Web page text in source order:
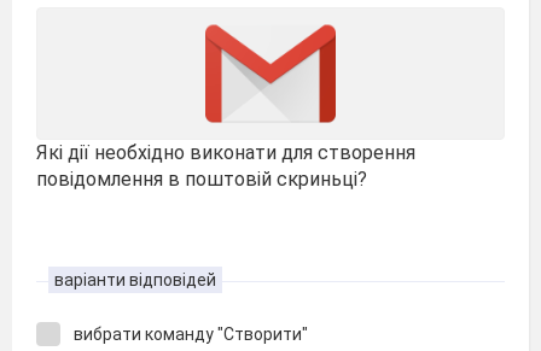
Які дії необхідно виконати для створення
повідомлення в поштовій скриньці?
варіанти відповідей
вибрати команду "Створити"